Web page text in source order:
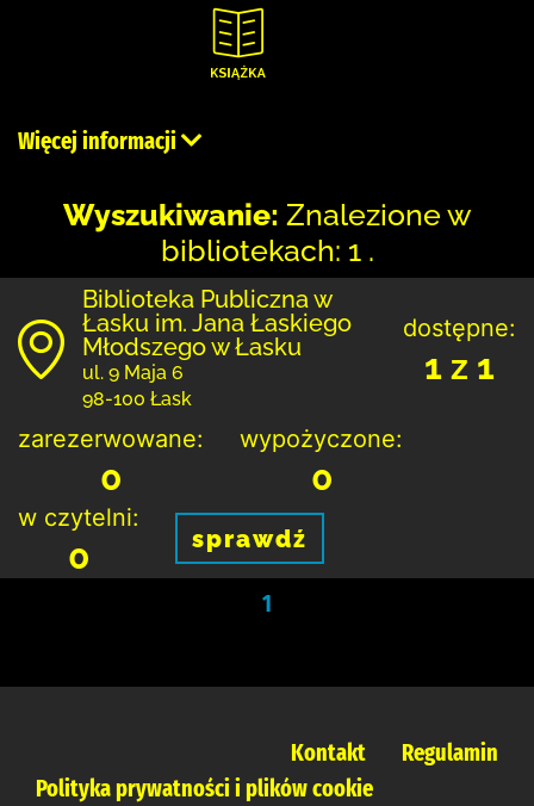
Więcej informacji
Wyszukiwanie: Znalezione w
bibliotekach: 1 .
Biblioteka Publiczna w
Łasku im. Jana Łaskiego
Młodszego w Łasku
ul. 9 Maja 6
98-100 Łask
dostępne:
1 z 1
zarezerwowane:
0
wypożyczone:
0
w czytelni:
0 sprawdź
1
Kontakt
Regulamin
Polityka prywatności i plików cookie